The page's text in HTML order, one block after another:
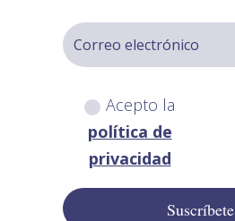
Acepto la
política de
privacidad
Suscríbete